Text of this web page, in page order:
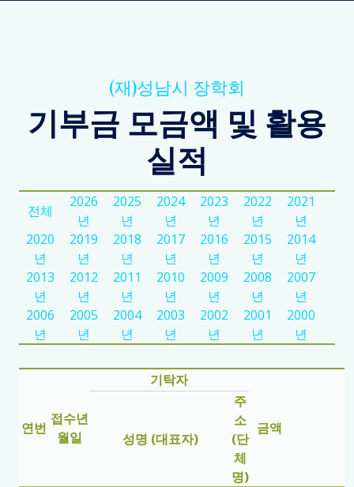
(재)성남시 장학회
기부금 모금액 및 활용
실적
전체
2026
년
2025
년
2024
년
2023
년
2022
년
2021
년
2020
년
2019
년
2018
년
2017
년
2016
년
2015
년
2014
년
2013
년
2012
년
2011
년
2010
년
2009
년
2008
년
2007
년
2006
년
2005
년
2004
년
2003
년
2002
년
2001
년
2000
년
연번
접수년
월일
기탁자
금액
성명 (대표자)
주
소
(단
체
명)